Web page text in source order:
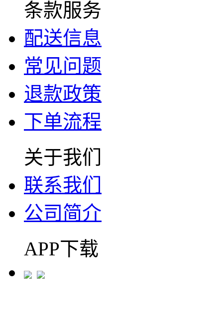
条款服务
配送信息
常见问题
退款政策
下单流程
关于我们
联系我们
公司简介
APP下载